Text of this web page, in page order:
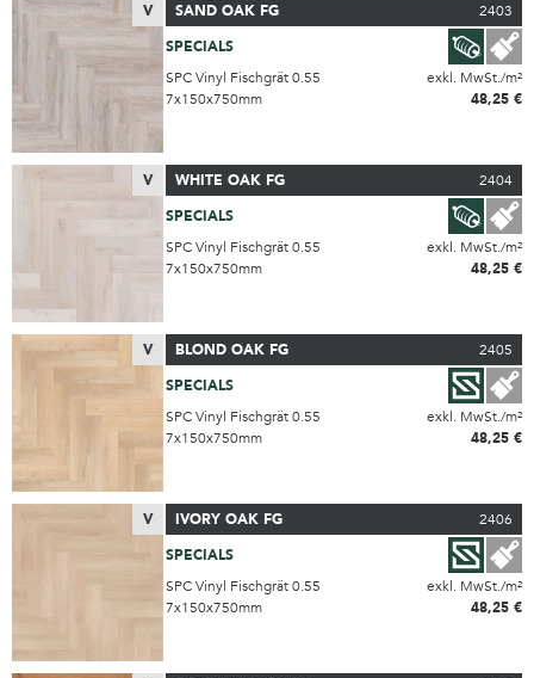
V SAND OAK FG
2403
SPECIALS
SPC Vinyl Fischgrät 0.55
exkl. MwSt./m²
7x150x750mm
48,25 €
V WHITE OAK FG
2404
SPECIALS
SPC Vinyl Fischgrät 0.55
exkl. MwSt./m²
7x150x750mm
48,25 €
V BLOND OAK FG
2405
SPECIALS
SPC Vinyl Fischgrät 0.55
exkl. MwSt./m²
7x150x750mm
48,25 €
V IVORY OAK FG
2406
SPECIALS
SPC Vinyl Fischgrät 0.55
exkl. MwSt./m²
7x150x750mm
48,25 €